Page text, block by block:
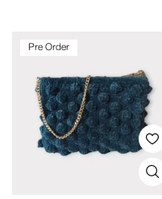
Pre Order